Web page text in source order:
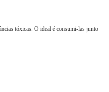
tóxicas. O ideal é consumi-las junto